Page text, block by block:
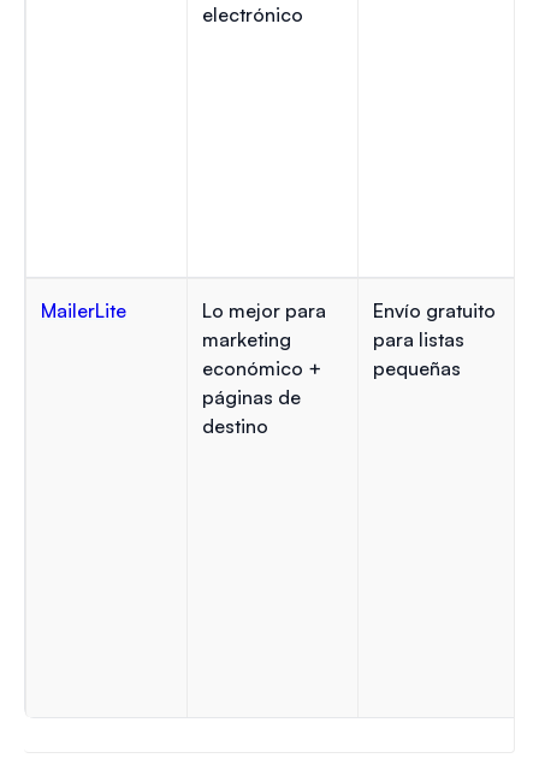
electrónico
MailerLite
Lo mejor para
marketing
económico +
páginas de
destino
Envío gratuito
para listas
pequeñas